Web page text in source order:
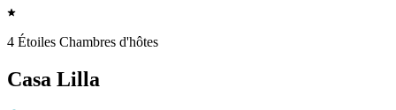
4 Étoiles Chambres d'hôtes
Casa Lilla